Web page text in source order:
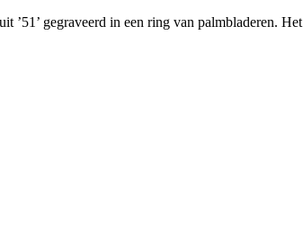
’51’ gegraveerd in een ring van palmbladeren.